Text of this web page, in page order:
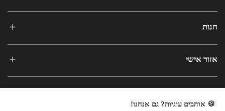
חנות
אזור אישי
🍪 אוהבים עוגיות? גם אנחנו!